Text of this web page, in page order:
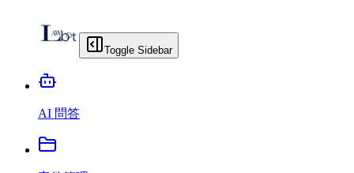
Toggle Sidebar
AI 問答